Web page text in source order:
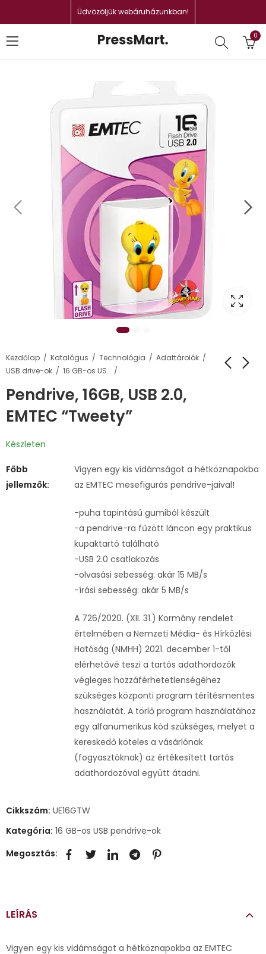
Üdvözöljük webáruházunkban!
0
Kezdőlap Katalógus Technológia
Adattárolók
USB drive-ok
16 GB-os USB pendrive-ok
Pendrive, 16GB, USB 2.0,
EMTEC “Tweety”
Készleten
Főbb
jellemzők:
Vigyen egy kis vidámságot a hétköznapokba
az EMTEC mesefigurás pendrive-jaival!
-puha tapintású gumiból készült
-a pendrive-ra fűzött láncon egy praktikus
kupaktartó található
-USB 2.0 csatlakozás
-olvasási sebesség: akár 15 MB/s
-írási sebesség: akár 5 MB/s
A 726/2020. (XII. 31.) Kormány rendelet
értelmében a Nemzeti Média- és Hírközlési
Hatóság (NMHH) 2021. december 1-től
elérhetővé teszi a tartós adathordozók
végleges hozzáférhetetlenségéhez
szükséges központi program térítésmentes
használatát. A törlő program használatához
egy alfanumerikus kód szükséges, melyet a
kereskedő köteles a vásárlónak
(fogyasztóknak) az értékesített tartós
adathordozóval együtt átadni.
Cikkszám: UE16GTW
Kategória: 16 GB-os USB pendrive-ok
Megosztás:
LEÍRÁS
Vigyen egy kis vidámságot a hétköznapokba az EMTEC